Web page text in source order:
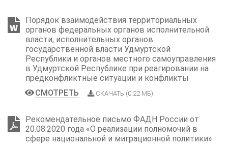
Порядок взаимодействия территориальных
органов федеральных органов исполнительной
власти, исполнительных органов
государственной власти Удмуртской
Республики и органов местного самоуправления
в Удмуртской Республике при реагировании на
предконфликтные ситуации и конфликты
СМОТРЕТЬ
СКАЧАТЬ (0.22 МБ)
Рекомендательное письмо ФАДН России от
20.08.2020 года «О реализации полномочий в
сфере национальной и миграционной политики»